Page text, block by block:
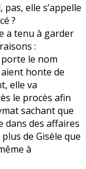
elle s’appelle
?
a tenu à garder
:
le nom
honte de
elle va
le procès afin
sachant que
dans des affaires
de Gisèle que
à